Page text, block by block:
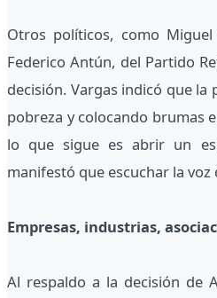
Otros políticos, como
Federico Antún, del Partido
decisión. Vargas indicó que
pobreza y colocando brumas
lo que sigue es abrir un
manifestó que escuchar la
Empresas, industrias,
Al respaldo a la decisión de